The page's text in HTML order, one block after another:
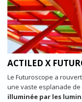
ACTILED X
Le Futuroscope a
une vaste esplanade de
illuminée par les